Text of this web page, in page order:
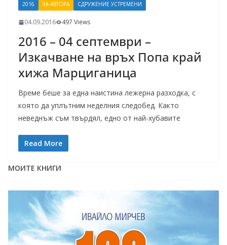
2016 ЗА АВТОРА СДРУЖЕНИЕ УСТРЕМЕНИ
04.09.2016 497 Views
2016 – 04 септември –
Изкачване на връх Попа край
хижа Марциганица
Време беше за една наистина лежерна разходка, с
която да уплътним неделния следобед. Както
неведнъж съм твърдял, едно от най-хубавите
Read More
МОИТЕ КНИГИ